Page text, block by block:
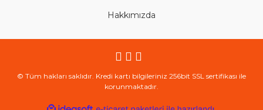
Hakkımızda
© Tüm hakları saklıdır. Kredi kartı bilgileriniz 256bit SSL sertifikası ile
korunmaktadır.